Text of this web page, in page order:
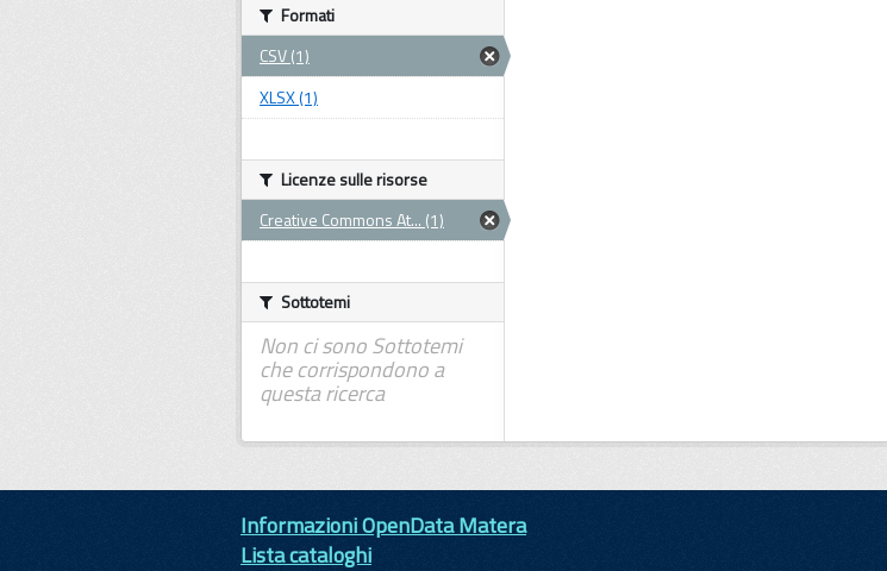
Formati
CSV (1)
XLSX (1)
Licenze sulle risorse
Creative Commons At... (1)
Sottotemi
Non ci sono Sottotemi
che corrispondono a
questa ricerca
Informazioni OpenData Matera
Lista cataloghi